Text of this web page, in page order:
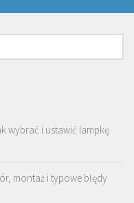
wybrać i ustawić lampkę
montaż i typowe błędy